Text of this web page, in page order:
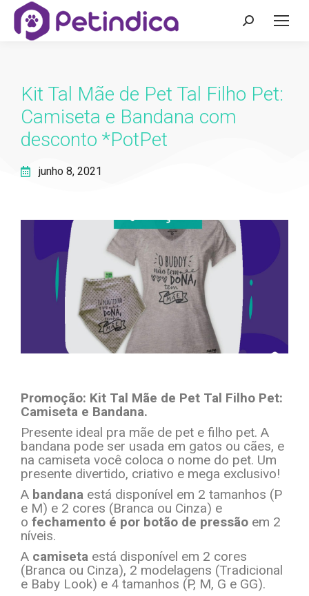
Kit Tal Mãe de Pet Tal Filho Pet:
Camiseta e Bandana com
desconto *PotPet
junho 8, 2021
Promoção: Kit Tal Mãe de Pet Tal Filho Pet:
Camiseta e Bandana.
Presente ideal pra mãe de pet e filho pet. A
bandana pode ser usada em gatos ou cães, e
na camiseta você coloca o nome do pet. Um
presente divertido, criativo e mega exclusivo!
A bandana está disponível em 2 tamanhos (P
e M) e 2 cores (Branca ou Cinza) e
o fechamento é por botão de pressão em 2
níveis.
A camiseta está disponível em 2 cores
(Branca ou Cinza), 2 modelagens (Tradicional
e Baby Look) e 4 tamanhos (P, M, G e GG).